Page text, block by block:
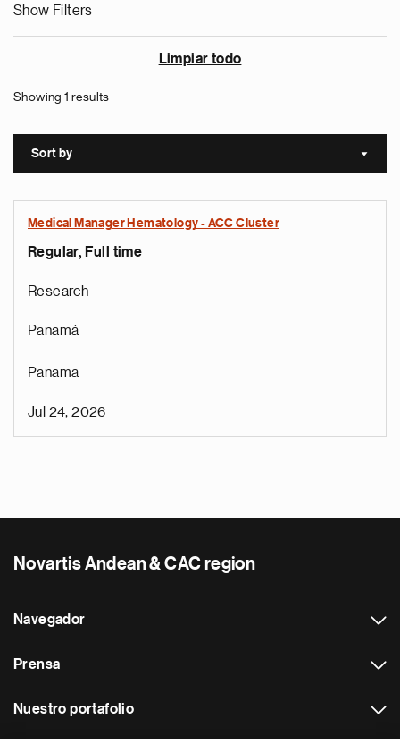
Show Filters
Limpiar todo
Showing 1 results
Sort by Sort
Medical Manager Hematology - ACC Cluster
Regular, Full time
Research
Panamá
Panama
Jul 24, 2026
Novartis Andean & CAC region
Navegador
Prensa
Nuestro portafolio